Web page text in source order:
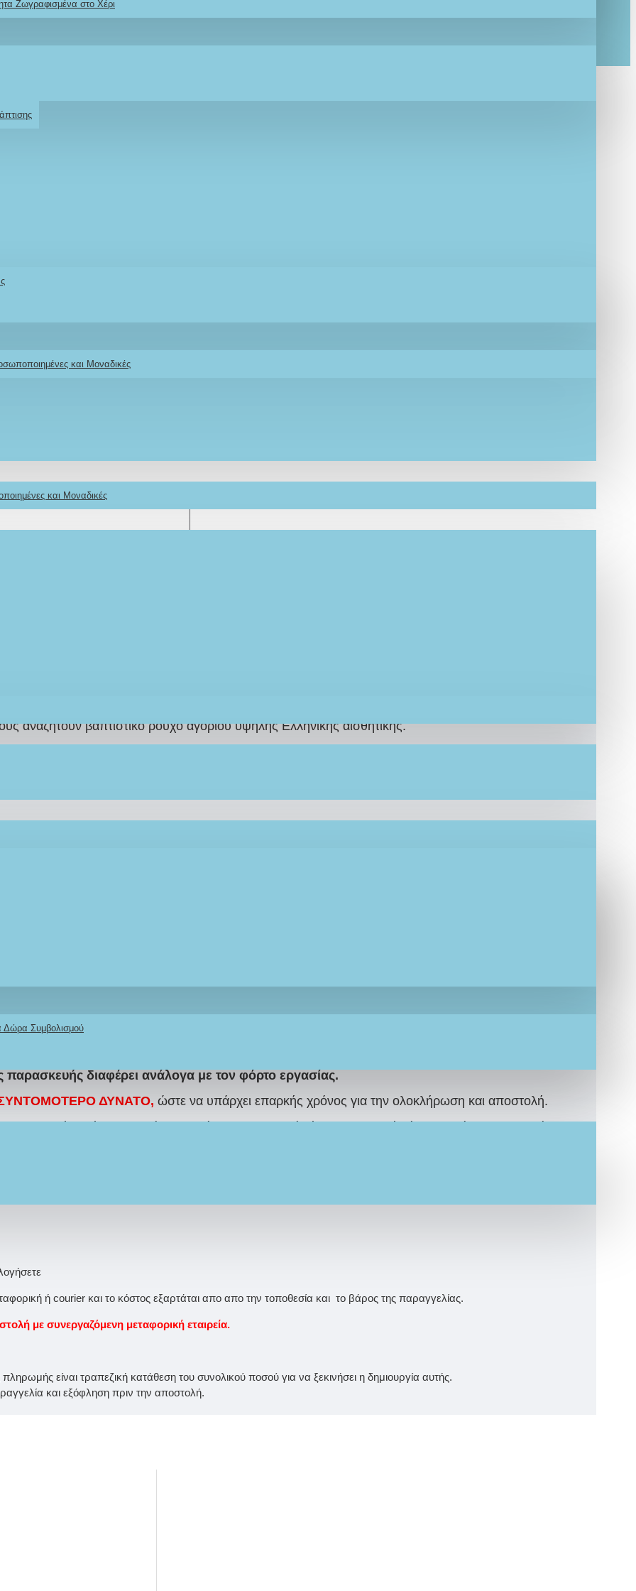
Ζωγραφισμένα στο Χέρι
και Μοναδικές
και Μοναδικές
Δώρα Συμβολισμού
Για το προϊόν
αγόρι AS28 /
σε γραμμή ανάλαφρη που ξεχωρίζει σε καφέ αποχρώσεις. Το σετ περιλαμβάνει πουκάμισο,
και καπέλο, προσφέροντας ολοκληρωμένη και προσεγμένη εμφάνιση για τη βάπτιση με βαμβακερά
αναζητούν βαπτιστικό ρούχο αγοριού υψηλής Ελληνικής αισθητικής.
24μηνών, (36μηνών εξτρά χρέωση).
ρούχου σε συνδυασμό με χειροποίητο
και τοΔΙΚΟσαςΘΕΜΑστο όμορφο Παραμυθένιο ΟλοκληρωμένοΣετ
έχετε ονειρευτεί και
χειροποίητα
παρασκευής διαφέρει ανάλογα με τον φόρτο εργασίας.
ΣΥΝΤΟΜΟΤΕΡΟ ΔΥΝΑΤΟ, ώστε να υπάρχει επαρκής χρόνος για την ολοκλήρωση και αποστολή.
συγκεκριμένο θέμα, μπορείτε να στείλετε φωτογραφία ή το προσκλητήριό σας μαζί με τον αριθμό
να δημιουργήσουμε το ΒΑΠΤΙΣΤΙΚΟ ΠΑΚΕΤΟ ακριβώς όπως το ονειρεύεστε.
αξίζει να είναι ένα παραμύθι!
ή courier και το κόστος εξαρτάται απο απο την τοποθεσία και το βάρος της παραγγελίας.
με συνεργαζόμενη μεταφορική εταιρεία.
είναι τραπεζική κατάθεση του συνολικού ποσού για να ξεκινήσει η δημιουργία αυτής.
και εξόφληση πριν την αποστολή.